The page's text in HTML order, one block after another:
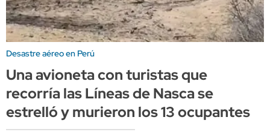
Desastre aéreo en Perú
Una avioneta con turistas que
recorría las Líneas de Nasca se
estrelló y murieron los 13 ocupantes